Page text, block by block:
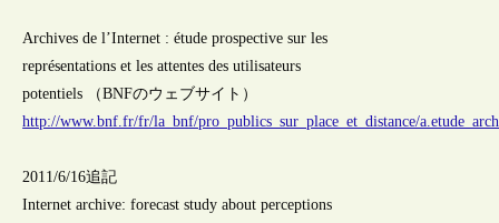
Archives de l’Internet : étude prospective sur les
représentations et les attentes des utilisateurs
potentiels （BNFのウェブサイト）
http://www.bnf.fr/fr/la_bnf/pro_publics_sur_place_et_distance/
2011/6/16追記
Internet archive: forecast study about perceptions